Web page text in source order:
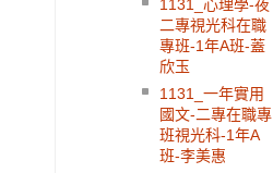
1131_心理學-夜
二專視光科在職
專班-1年A班-蓋
欣玉
1131_一年實用
國文-二專在職專
班視光科-1年A
班-李美惠